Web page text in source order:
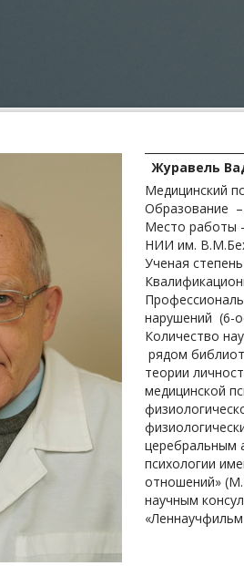
Журавель
Медицинский
Образование –
Место работы
НИИ им.
Ученая
нарушений (6-
Количество
рядом
теории
медицинской
церебральным
психологии
отношений»
научным